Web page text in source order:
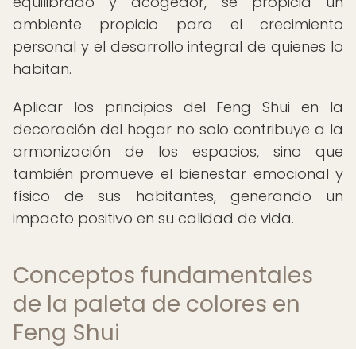
ambiente propicio para el crecimiento
personal y el desarrollo integral de quienes lo
habitan.
Aplicar los principios del Feng Shui en la
decoración del hogar no solo contribuye a la
armonización de los espacios, sino que
también promueve el bienestar emocional y
físico de sus habitantes, generando un
impacto positivo en su calidad de vida.
Conceptos fundamentales
de la paleta de colores en
Feng Shui